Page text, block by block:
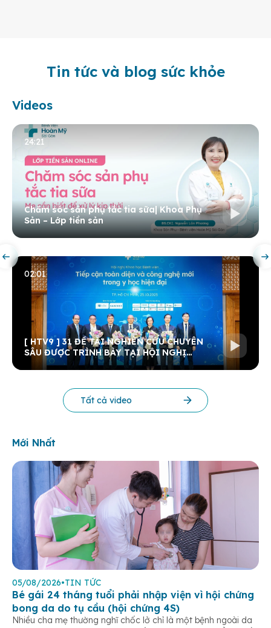
Tin tức và blog sức khỏe
Videos
24:21
Chăm sóc sản phụ tắc tia sữa| Khoa Phụ
Sản – Lớp tiền sản
02:01
[ HTV9 ] 31 ĐỀ TÀI NGHIÊN CỨU CHUYÊN
SÂU ĐƯỢC TRÌNH BÀY TẠI HỘI NGHỊ
KHOA HỌC THƯỜNG NIÊN BV 2025
Tất cả video
Mới Nhất
05/08/2026•TIN TỨC
Bé gái 24 tháng tuổi phải nhập viện vì hội chứng
bong da do tụ cầu (hội chứng 4S)
Nhiều cha mẹ thường nghĩ chốc lở chỉ là một bệnh ngoài da